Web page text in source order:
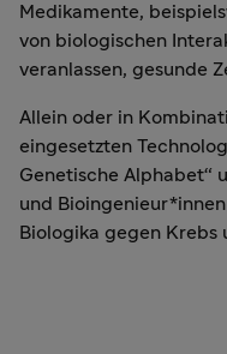
Medikamente,
von biologischen
veranlassen, gesunde
Allein oder in
eingesetzten
Genetische Alphabet“
und
Biologika gegen Krebs